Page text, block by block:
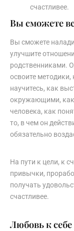
счастливее.
Вы сможете
Вы сможете
улучшите
родственниками.
освоите
научитесь, как
окружающими,
человека, как
то, в чем он
обязательно
На пути к цели, к
привычки,
получать
счастливее.
Любовь к